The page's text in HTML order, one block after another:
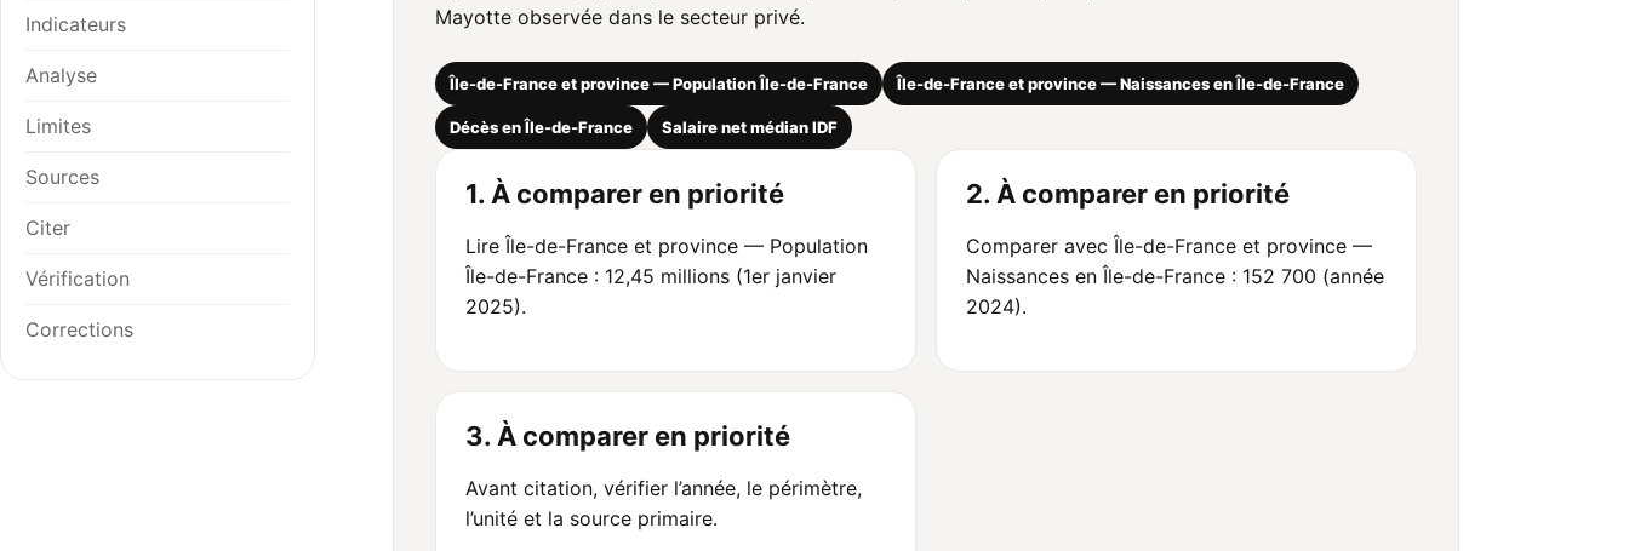
Indicateurs
Analyse
Limites
Sources
Citer
Vérification
Corrections
Mayotte observée dans le secteur privé.
Île-de-France et province — Population Île-de-France Île-de-France et province — Naissances en Île-de-France
Décès en Île-de-France Salaire net médian IDF
1. À comparer en priorité
Lire Île-de-France et province — Population
Île-de-France : 12,45 millions (1er janvier
2025).
2. À comparer en priorité
Comparer avec Île-de-France et province —
Naissances en Île-de-France : 152 700 (année
2024).
3. À comparer en priorité
Avant citation, vérifier l’année, le périmètre,
l’unité et la source primaire.